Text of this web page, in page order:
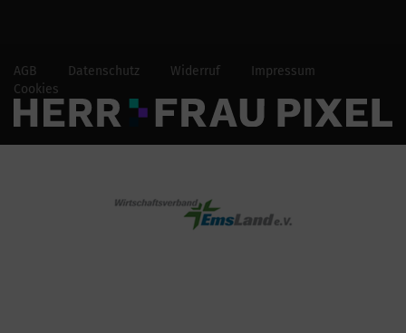
AGB Datenschutz Widerruf
Impressum
Cookies